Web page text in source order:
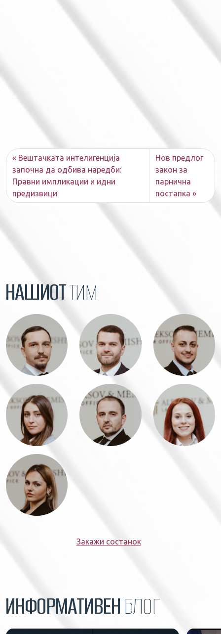
Вештачката интелигенција
започна да одбива наредби:
Правни импликации и идни
предизвици
Нов предлог
закон за
парнична
постапка
НАШИОТТИМ
Закажи состанок
ИНФОРМАТИВЕНБЛОГ